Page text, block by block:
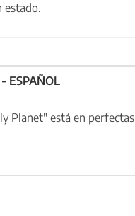
estado.
ESPAÑOL
Planet" está en